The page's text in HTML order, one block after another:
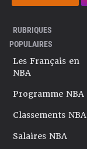
RUBRIQUES
POPULAIRES
Les Français en
NBA
Programme NBA
Classements NBA
Salaires NBA